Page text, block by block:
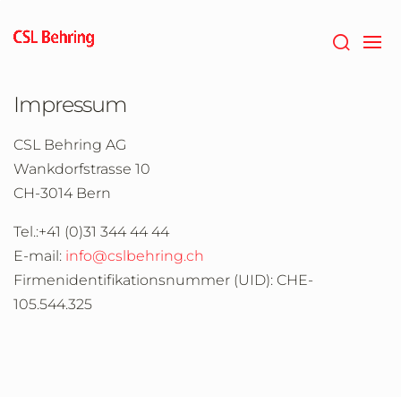
Hauptinhalt
springen
Impressum
CSL Behring AG
Wankdorfstrasse 10
CH-3014 Bern
Tel.:+41 (0)31 344 44 44
E-mail: info@cslbehring.ch
Firmenidentifikationsnummer (UID): CHE-
105.544.325